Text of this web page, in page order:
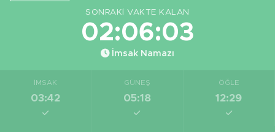
SONRAKI VAKTE KALAN
02:06:02
İmsak Namazı
İMSAK
03:42
GÜNEŞ
05:18
ÖĞLE
12:29